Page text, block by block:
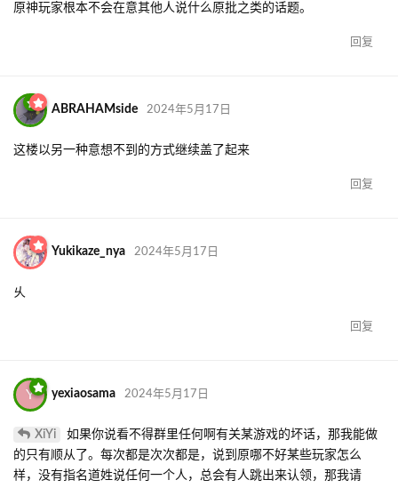
原神玩家根本不会在意其他人说什么原批之类的话题。
回复
ABRAHAMside 2024年5月17日
这楼以另一种意想不到的方式继续盖了起来
回复
Yukikaze_nya 2024年5月17日
乆
回复
Y yexiaosama 2024年5月17日
XiYi
如果你说看不得群里任何啊有关某游戏的坏话，那我能做
的只有顺从了。每次都是次次都是，说到原哪不好某些玩家怎么
样，没有指名道姓说任何一个人，总会有人跳出来认领，那我请